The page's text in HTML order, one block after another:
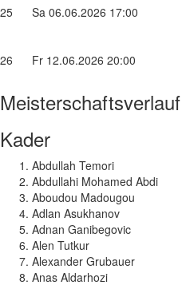
25 Sa 06.06.2026 17:00
26 Fr 12.06.2026 20:00
Meisterschaftsverlauf
Kader
Abdullah Temori
Abdullahi Mohamed Abdi
Aboudou Madougou
Adlan Asukhanov
Adnan Ganibegovic
Alen Tutkur
Alexander Grubauer
Anas Aldarhozi